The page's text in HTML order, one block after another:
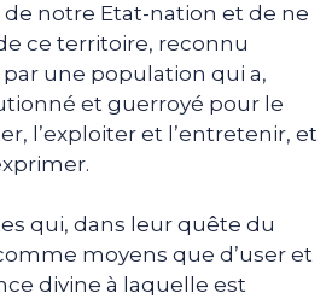
notre Etat-nation et de ne
ce territoire, reconnu
une population qui a,
et guerroyé pour le
l’exploiter et l’entretenir, et
qui, dans leur quête du
moyens que d’user et
divine à laquelle est